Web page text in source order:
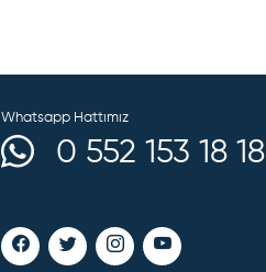
Whatsapp Hattımız
0 552 153 18 18